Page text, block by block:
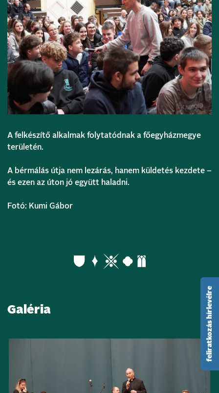
A felkészítő alkalmak folytatódnak a főegyházmegye
területén.
A bérmálás útja nem lezárás, hanem küldetés kezdete –
és ezen az úton jó együtt haladni.
Fotó: Kumi Gábor
Galéria feliratkozás hírlevélre